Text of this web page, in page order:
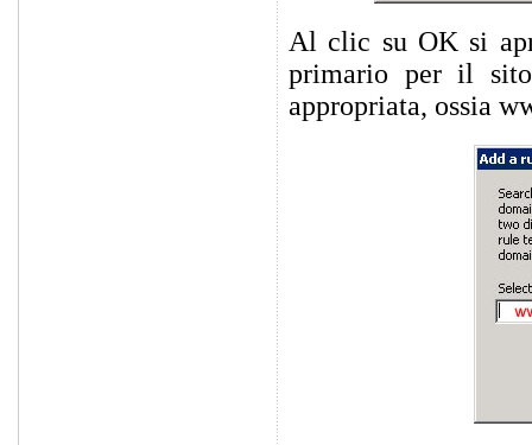
Al clic su OK si
primario per il
appropriata, ossia